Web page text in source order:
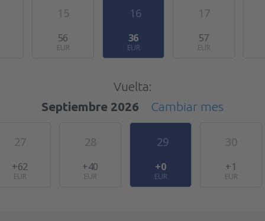
15
56
EUR
16
36
EUR
17
57
EUR
Vuelta:
Septiembre 2026
Cambiar mes
27
+62
EUR
28
+40
EUR
29
+0
EUR
30
+1
EUR